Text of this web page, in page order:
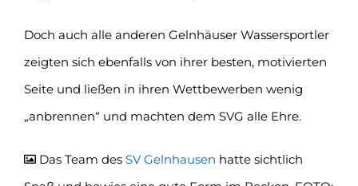
Doch auch alle anderen Gelnhäuser Wassersportler
zeigten sich ebenfalls von ihrer besten, motivierten
Seite und ließen in ihren Wettbewerben wenig
„anbrennen“ und machten dem SVG alle Ehre.
Das Team des SV Gelnhausen hatte sichtlich